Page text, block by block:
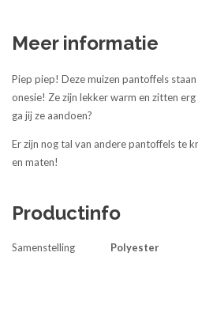
Meer informatie
Piep piep! Deze muizen pantoffels
onesie! Ze zijn lekker warm en zitten
ga jij ze aandoen?
Er zijn nog tal van andere pantoffels te
en maten!
Productinfo
Samenstelling Polyester